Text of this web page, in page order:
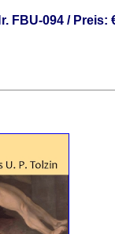
FBU-094 / Preis: